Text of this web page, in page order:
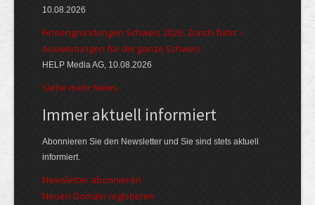
10.08.2026
Firmengründungen Schweiz 2026: Zürich führt –
Auswertungen für die ganze Schweiz
HELP Media AG, 10.08.2026
Siehe mehr News
Immer aktuell informiert
Abonnieren Sie den Newsletter und Sie sind stets aktuell
informiert.
Newsletter abonnieren
Neuen Domain registieren